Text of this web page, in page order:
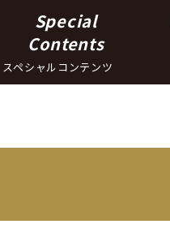
スペシャルコンテンツ
Special
Contents